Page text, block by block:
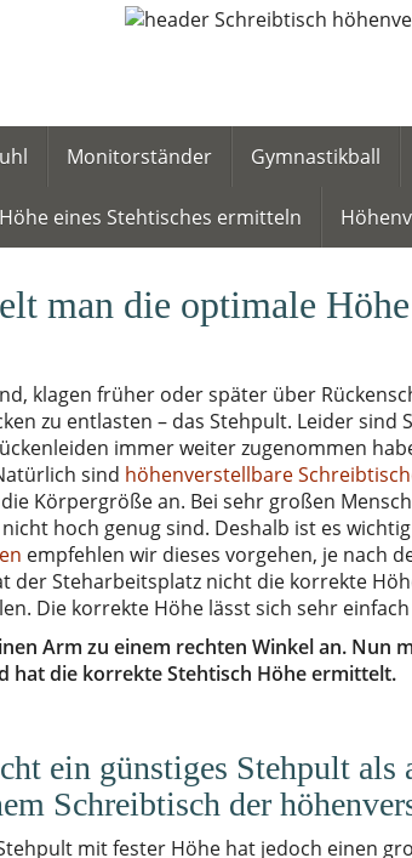
Monitorständer Gymnastikball
eines Stehtisches ermitteln
man die optimale
klagen früher oder später über
zu entlasten – das Stehpult. Leider sind
immer weiter zugenommen
sind höhenverstellbare
Körpergröße an. Bei sehr großen
hoch genug sind. Deshalb ist es
empfehlen wir dieses vorgehen, je nach
der Steharbeitsplatz nicht die korrekte
Die korrekte Höhe lässt sich sehr
Arm zu einem rechten Winkel an. Nun
hat die korrekte Stehtisch Höhe ermittelt.
ein günstiges Stehpult als
Schreibtisch der
mit fester Höhe hat jedoch einen